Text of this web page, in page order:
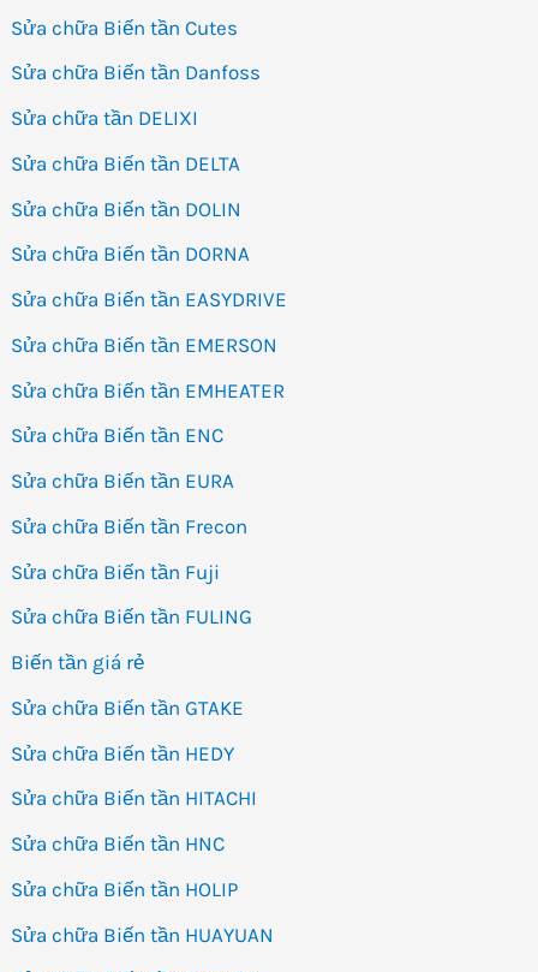
Sửa chữa Biến tần Cutes
Sửa chữa Biến tần Danfoss
Sửa chữa tần DELIXI
Sửa chữa Biến tần DELTA
Sửa chữa Biến tần DOLIN
Sửa chữa Biến tần DORNA
Sửa chữa Biến tần EASYDRIVE
Sửa chữa Biến tần EMERSON
Sửa chữa Biến tần EMHEATER
Sửa chữa Biến tần ENC
Sửa chữa Biến tần EURA
Sửa chữa Biến tần Frecon
Sửa chữa Biến tần Fuji
Sửa chữa Biến tần FULING
Biến tần giá rẻ
Sửa chữa Biến tần GTAKE
Sửa chữa Biến tần HEDY
Sửa chữa Biến tần HITACHI
Sửa chữa Biến tần HNC
Sửa chữa Biến tần HOLIP
Sửa chữa Biến tần HUAYUAN